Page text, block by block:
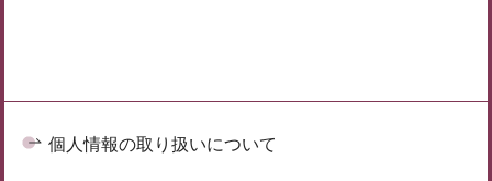
個人情報の取り扱いについて